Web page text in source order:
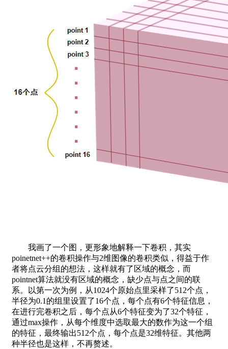
我画了一个图，更形象地解释一下卷积，其实
poinetnet++的卷积操作与2维图像的卷积类似，得益于作
者将点云分组的想法，这样就有了区域的概念，而
pointnet算法就没有区域的概念，缺少点与点之间的联
系。以第一次为例，从1024个原始点里采样了512个点，
半径为0.1的组里设置了16个点，每个点有6个特征信息，
在进行完卷积之后，每个点从6个特征变为了32个特征，
通过max操作，从每个维度中选取最大的数作为这一个组
的特征，最终输出512个点，每个点是32维特征。其他两
种半径也是这样，不再赘述。